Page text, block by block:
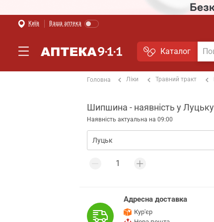
Київ Ваша аптека
Каталог
Головна Ліки Травний тракт
Шипшина - наявність у Луцьку
Наявність актуальна на 09:00
Адресна доставка
Кур'єр